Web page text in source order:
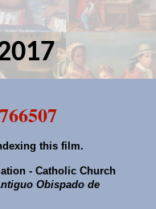
this film.
- Catholic Church
Obispado de